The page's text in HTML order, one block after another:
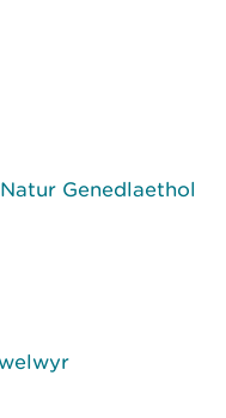
Genedlaethol